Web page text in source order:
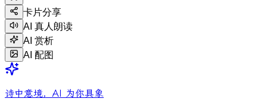
卡片分享
AI 真人朗读
AI 赏析
AI 配图
诗中意境，AI 为你具象